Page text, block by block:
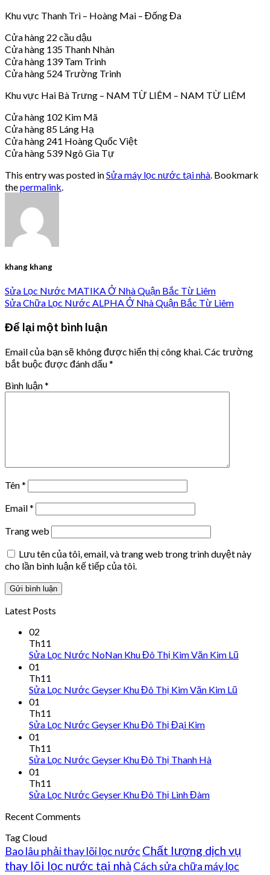
Khu vực Thanh Trì – Hoàng Mai – Đống Đa
Cửa hàng 22 cầu dậu
Cửa hàng 135 Thanh Nhàn
Cửa hàng 139 Tam Trinh
Cửa hàng 524 Trường Trinh
Khu vực Hai Bà Trưng – NAM TỪ LIÊM – NAM TỪ LIÊM
Cửa hàng 102 Kim Mã
Cửa hàng 85 Láng Hạ
Cửa hàng 241 Hoàng Quốc Việt
Cửa hàng 539 Ngô Gia Tự
This entry was posted inSửa máy lọc nước tại nhà . Bookmark
thepermalink
khang khang
Sửa Lọc Nước MATIKA Ở Nhà Quận Bắc Từ Liêm
Sửa Chữa Lọc Nước ALPHA Ở Nhà Quận Bắc Từ Liêm
Để lại một bình luận
Email của bạn sẽ không được hiển thị công khai. Các trường
bắt buộc được đánh dấu*
Bình luận*
Tên*
Email*
Trang web
Lưu tên của tôi, email, và trang web trong trình duyệt này
cho lần bình luận kế tiếp của tôi.
Latest Posts
02
Th11
Sửa Lọc Nước NoNan Khu Đô Thị Kim Văn Kim Lũ
01
Th11
Sửa Lọc Nước Geyser Khu Đô Thị Kim Văn Kim Lũ
01
Th11
Sửa Lọc Nước Geyser Khu Đô Thị Đại Kim
01
Th11
Sửa Lọc Nước Geyser Khu Đô Thị Thanh Hà
01
Th11
Sửa Lọc Nước Geyser Khu Đô Thị Linh Đàm
Recent Comments
Tag Cloud
Bao lâu phải thay lõi lọc nước Chất lượng dịch vụ
thay lõi lọc nước tại nhà Cách sửa chữa máy lọc